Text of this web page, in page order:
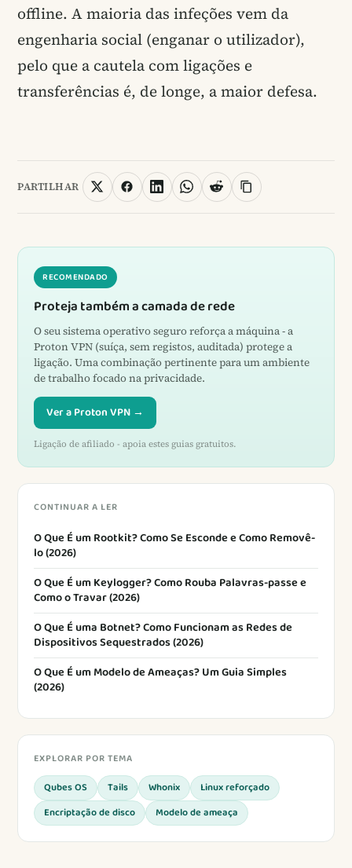
offline. A maioria das infeções vem da
engenharia social (enganar o utilizador),
pelo que a cautela com ligações e
transferências é, de longe, a maior defesa.
PARTILHAR
RECOMENDADO
Proteja também a camada de rede
O seu sistema operativo seguro reforça a máquina - a
Proton VPN (suíça, sem registos, auditada) protege a
ligação. Uma combinação pertinente para um ambiente
de trabalho focado na privacidade.
Ver a Proton VPN →
Ligação de afiliado - apoia estes guias gratuitos.
CONTINUAR A LER
O Que É um Rootkit? Como Se Esconde e Como Removê-
lo (2026)
O Que É um Keylogger? Como Rouba Palavras-passe e
Como o Travar (2026)
O Que É uma Botnet? Como Funcionam as Redes de
Dispositivos Sequestrados (2026)
O Que É um Modelo de Ameaças? Um Guia Simples
(2026)
EXPLORAR POR TEMA
Qubes OS Tails Whonix
Linux reforçado
Encriptação de disco
Modelo de ameaça